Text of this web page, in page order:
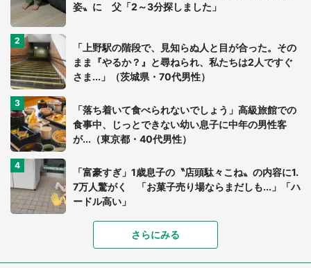
姿〟に 父「2～3分探しました」
「上野駅の階段で、見知らぬ人と目が合った。その
まま『やるか？』と尋ねられ、私たちは2人ですぐ
さま...」（茨城県・70代男性）
「落ち着いて食べられないでしょう」高級旅館での
食事中、じっとできない幼い息子に中年の男性客
が...（東京都・40代男性）
「富豪すぎ」1歳息子の〝店頭駄々こね〟の内容に1.
7万人驚がく 「お菓子売り場ならまだしも...」「ハ
ードル高い」
あまりにも四角すぎる猫、激写される 「これもう
さらにみる